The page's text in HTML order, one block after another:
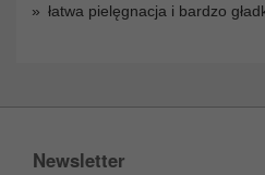
łatwa pielęgnacja i bardzo
Newsletter